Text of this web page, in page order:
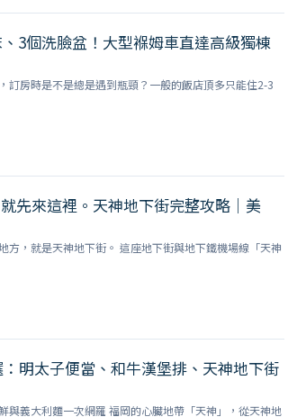
3個洗臉盆！大型褓姆車直達高級獨棟
訂房時是不是總是遇到瓶頸？一般的飯店頂多只能住2-3
先來這裡。天神地下街完整攻略｜美
方，就是天神地下街。 這座地下街與地下鐵機場線「天神
：明太子便當、和牛漢堡排、天神地下街
與義大利麵一次網羅 福岡的心臟地帶「天神」，從天神地